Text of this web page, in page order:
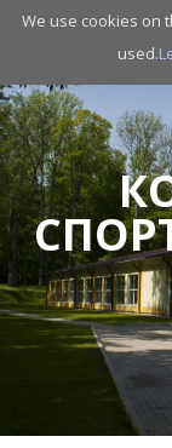
We use cookies on
used.
Skip
navigation